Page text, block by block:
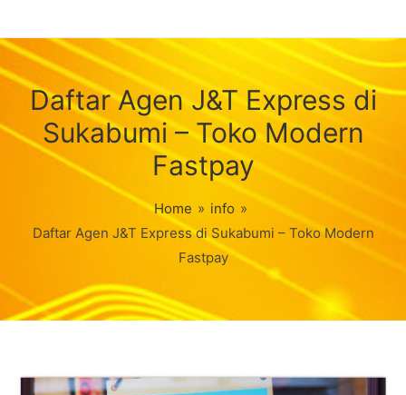
Daftar Agen J&T Express di
Sukabumi – Toko Modern
Fastpay
Home » info »
Daftar Agen J&T Express di Sukabumi – Toko Modern
Fastpay